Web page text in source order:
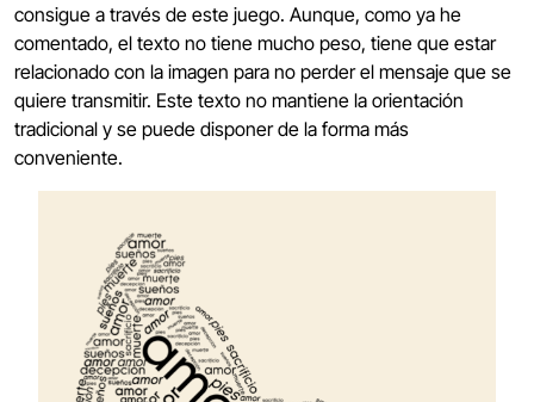
consigue a través de este juego. Aunque, como ya he
comentado, el texto no tiene mucho peso, tiene que estar
relacionado con la imagen para no perder el mensaje que se
quiere transmitir. Este texto no mantiene la orientación
tradicional y se puede disponer de la forma más
conveniente.